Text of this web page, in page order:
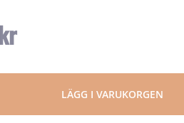
LÄGG I VARUKORGEN